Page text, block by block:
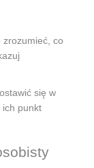
co
się w
ich punkt